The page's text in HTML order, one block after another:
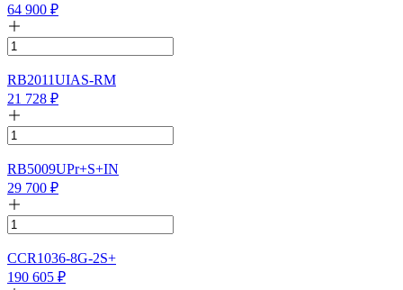
64 900 ₽
RB2011UIAS-RM
21 728 ₽
RB5009UPr+S+IN
29 700 ₽
CCR1036-8G-2S+
190 605 ₽